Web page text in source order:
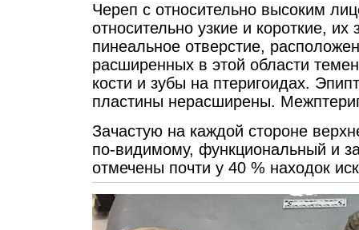
Череп с относительно высоким
относительно узкие и короткие,
пинеальное отверстие,
расширенных в этой области
кости и зубы на птеригоидах.
пластины нерасширены.
Зачастую на каждой стороне
по-видимому, функциональный и
отмечены почти у 40 % находок